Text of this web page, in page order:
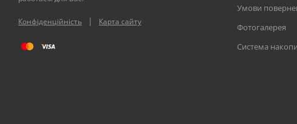
Конфіденційність | Карта сайту
Умови
Фотогалерея
Система